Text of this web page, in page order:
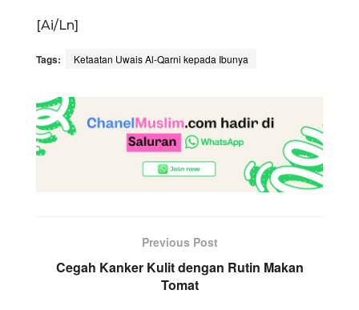
[Ai/Ln]
Tags: Ketaatan Uwais Al-Qarni kepada Ibunya
Previous Post
Cegah Kanker Kulit dengan Rutin Makan
Tomat